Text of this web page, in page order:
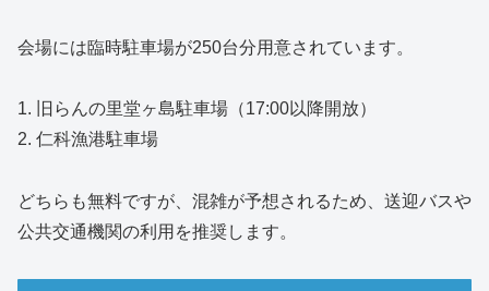
会場には臨時駐車場が250台分用意されています。
1. 旧らんの里堂ヶ島駐車場（17:00以降開放）
2. 仁科漁港駐車場
どちらも無料ですが、混雑が予想されるため、送迎バスや
公共交通機関の利用を推奨します。